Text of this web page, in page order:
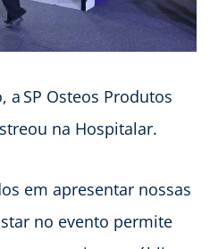
a SP Osteos Produtos
na Hospitalar.
em apresentar nossas
no evento permite